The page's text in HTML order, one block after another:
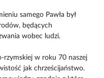
samego Pawła był
będących
wobec ludzi.
rzymskiej w roku 70 naszej
jak chrześcijaństwo.